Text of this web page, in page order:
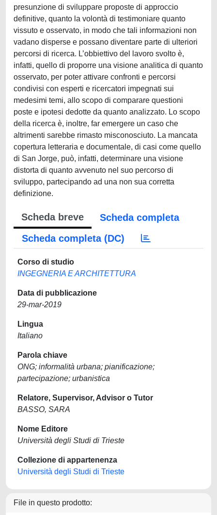
presunzione di sviluppare proposte di approccio
definitive, quanto la volontà di testimoniare quanto
vissuto e osservato, in modo che tali informazioni non
vadano disperse e possano diventare parte di ulteriori
percorsi di ricerca. L’obbiettivo del lavoro svolto è,
infatti, quello di proporre una visione analitica di quanto
osservato, per poter attivare confronti e percorsi
condivisi con esperti e ricercatori impegnati sui
medesimi temi, allo scopo di comparare questioni
poste e ipotesi dedotte da quanto analizzato. Lo scopo
della ricerca è, inoltre, far emergere un caso che
altrimenti sarebbe rimasto misconosciuto. La mancata
copertura letteraria e documentale, di casi come quello
di San Jorge, può, infatti, determinare una visione
distorta di quanto avvenuto nel suo percorso di
sviluppo, partecipando ad una non sua corretta
definizione.
Scheda breve
Scheda completa
Scheda completa (DC)
Corso di studio
INGEGNERIA E ARCHITETTURA
Data di pubblicazione
29-mar-2019
Lingua
Italiano
Parola chiave
ONG; informalità urbana; pianificazione;
partecipazione; urbanistica
Relatore, Supervisor, Advisor o Tutor
BASSO, SARA
Nome Editore
Università degli Studi di Trieste
Collezione di appartenenza
Università degli Studi di Trieste
File in questo prodotto: